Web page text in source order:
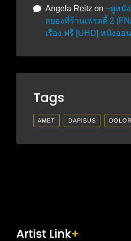
Angela Reitz on ~ดูหนั
สยองที่ร้านเฟรดดี้ 2
เรื่อง ฟรี [UHD] หนังออ
Tags
AMET DAPIBUS DOLOR